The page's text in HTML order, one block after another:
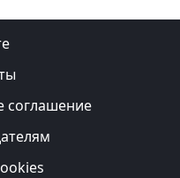
соглашение